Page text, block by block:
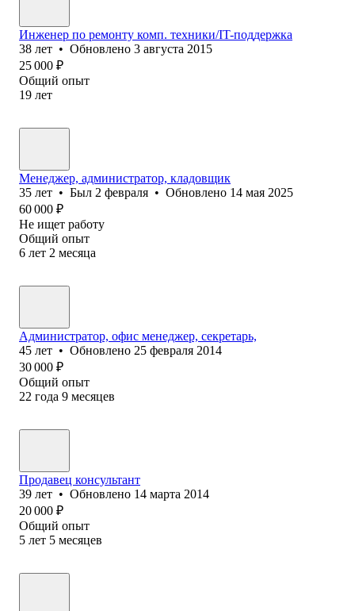
Инженер по ремонту комп. техники/IT-поддержка
38 лет • Обновлено 3 августа 2015
25 000 ₽
Общий опыт
19 лет
Менеджер, администратор, кладовщик
35 лет • Был 2 февраля • Обновлено 14 мая 2025
60 000 ₽
Не ищет работу
Общий опыт
6 лет 2 месяца
Администратор, офис менеджер, секретарь,
45 лет • Обновлено 25 февраля 2014
30 000 ₽
Общий опыт
22 года 9 месяцев
Продавец консультант
39 лет • Обновлено 14 марта 2014
20 000 ₽
Общий опыт
5 лет 5 месяцев